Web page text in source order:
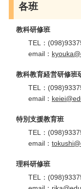
各班
教科研修班
TEL：
email：
教科教育経営研修班
TEL：
email：
特別支援教育班
TEL：
email：
理科研修班
TEL：